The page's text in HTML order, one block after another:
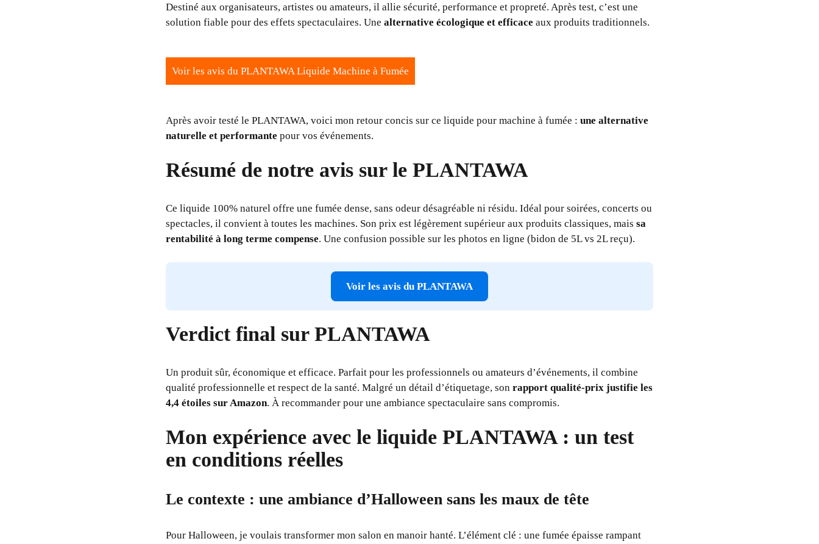
Destiné aux organisateurs, artistes ou amateurs, il allie sécurité, performance et propreté. Après test, c’est une
solution fiable pour des effets spectaculaires. Une alternative écologique et efficace aux produits traditionnels.
Voir les avis du PLANTAWA Liquide Machine à Fumée
Après avoir testé le PLANTAWA, voici mon retour concis sur ce liquide pour machine à fumée : une alternative
naturelle et performante pour vos événements.
Résumé de notre avis sur le PLANTAWA
Ce liquide 100% naturel offre une fumée dense, sans odeur désagréable ni résidu. Idéal pour soirées, concerts ou
spectacles, il convient à toutes les machines. Son prix est légèrement supérieur aux produits classiques, mais sa
rentabilité à long terme compense. Une confusion possible sur les photos en ligne (bidon de 5L vs 2L reçu).
Voir les avis du PLANTAWA
Verdict final sur PLANTAWA
Un produit sûr, économique et efficace. Parfait pour les professionnels ou amateurs d’événements, il combine
qualité professionnelle et respect de la santé. Malgré un détail d’étiquetage, son rapport qualité-prix justifie les
4,4 étoiles sur Amazon. À recommander pour une ambiance spectaculaire sans compromis.
Mon expérience avec le liquide PLANTAWA : un test
en conditions réelles
Le contexte : une ambiance d’Halloween sans les maux de tête
Pour Halloween, je voulais transformer mon salon en manoir hanté. L’élément clé : une fumée épaisse rampant